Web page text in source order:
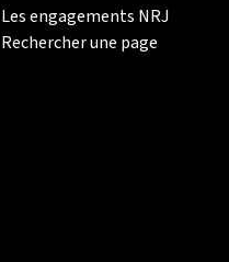
Les engagements NRJ
Rechercher une page